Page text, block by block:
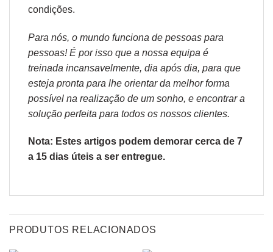
condições.
Para nós, o mundo funciona de pessoas para
pessoas! É por isso que a nossa equipa é
treinada incansavelmente, dia após dia, para que
esteja pronta para lhe orientar da melhor forma
possível na realização de um sonho, e encontrar a
solução perfeita para todos os nossos clientes.
Nota: Estes artigos podem demorar cerca de 7
a 15 dias úteis a ser entregue.
PRODUTOS RELACIONADOS